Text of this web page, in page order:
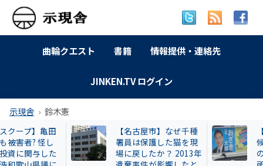
曲輪クエスト 書籍 情報提供・連絡先
JINKEN.TV ログイン
示現舎 鈴木憲
【名古屋市】なぜ千種
署員は保護した猫を現
場に戻したか？ 2013年
【和歌山市長
候補の会社 コ
の所有地に太